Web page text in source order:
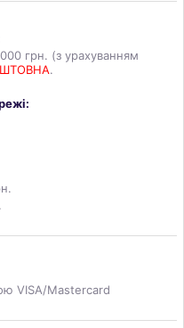
грн. (з урахуванням
.
VISA/Mastercard